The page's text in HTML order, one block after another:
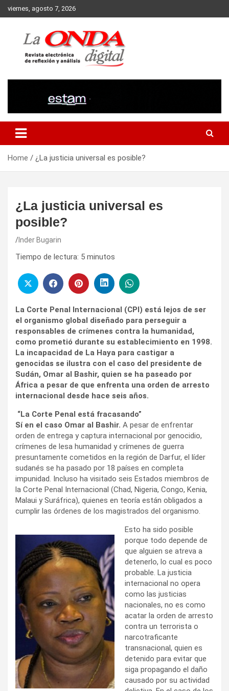
Skip
to
viernes, agosto 7, 2026
Home ¿La justicia universal es posible?
¿La justicia universal es
posible?
Inder Bugarin
Tiempo de lectura: 5 minutos
La Corte Penal Internacional (CPI) está lejos de ser
el organismo global diseñado para perseguir a
responsables de crímenes contra la humanidad,
como prometió durante su establecimiento en 1998.
La incapacidad de La Haya para castigar a
genocidas se ilustra con el caso del presidente de
Sudán, Omar al Bashir, quien se ha paseado por
África a pesar de que enfrenta una orden de arresto
internacional desde hace seis años.
“La Corte Penal está fracasando”
Sí en el caso Omar al Bashir. A pesar de enfrentar
orden de entrega y captura internacional por genocidio,
crímenes de lesa humanidad y crímenes de guerra
presuntamente cometidos en la región de Darfur, el líder
sudanés se ha pasado por 18 países en completa
impunidad. Incluso ha visitado seis Estados miembros de
la Corte Penal Internacional (Chad, Nigeria, Congo, Kenia,
Malaui y Suráfrica), quienes en teoría están obligados a
cumplir las órdenes de los magistrados del organismo.
Esto ha sido posible
porque todo depende de
que alguien se atreva a
detenerlo, lo cual es poco
probable. La justicia
internacional no opera
como las justicias
nacionales, no es como
acatar la orden de arresto
contra un terrorista o
narcotraficante
transnacional, quien es
detenido para evitar que
siga propagando el daño
causado por su actividad